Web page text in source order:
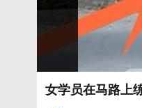
女学员在马路上